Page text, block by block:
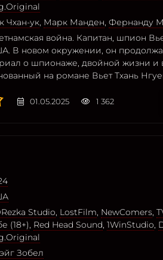
Чхан-ук, Марк Манден, Фернанду
война. Капитан, шпион
В новом окружении, он
о шпионаже, двойной жизни и
на романе Вьет Тхань
01.05.2025 1 362
Studio, LostFilm, NewComers,
(18+), Red Head Sound, 1WinStudio,
Зобел